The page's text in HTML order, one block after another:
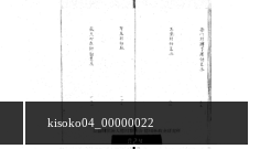
kisoko04_00000022